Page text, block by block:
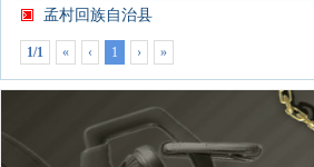
孟村回族自治县
1/1 « ‹ 1 › »